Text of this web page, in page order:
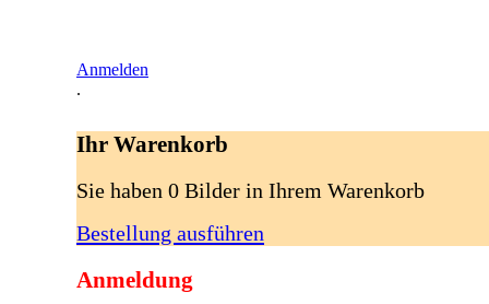
Anmelden
.
Ihr Warenkorb
Sie haben 0 Bilder in Ihrem Warenkorb
Bestellung ausführen
Anmeldung